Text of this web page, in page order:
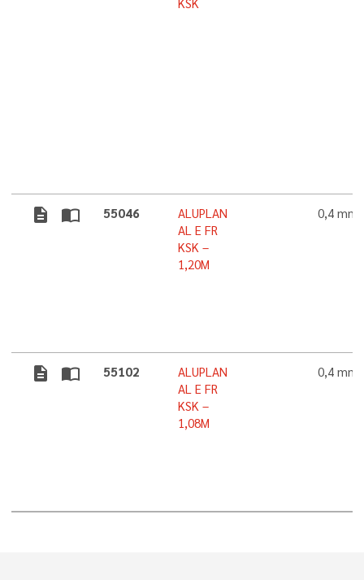
KSK
description import_contacts 55046
ALUPLAN
AL E FR
KSK –
1,20M
0,4 mm
description import_contacts 55102
ALUPLAN
AL E FR
KSK –
1,08M
0,4 mm